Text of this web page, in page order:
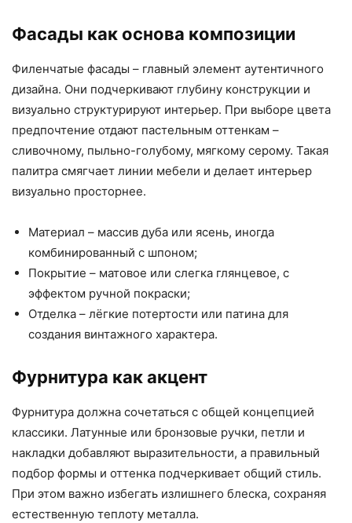
Фасады как основа композиции
Филенчатые фасады – главный элемент аутентичного
дизайна. Они подчеркивают глубину конструкции и
визуально структурируют интерьер. При выборе цвета
предпочтение отдают пастельным оттенкам –
сливочному, пыльно-голубому, мягкому серому. Такая
палитра смягчает линии мебели и делает интерьер
визуально просторнее.
Материал – массив дуба или ясень, иногда
комбинированный с шпоном;
Покрытие – матовое или слегка глянцевое, с
эффектом ручной покраски;
Отделка – лёгкие потертости или патина для
создания винтажного характера.
Фурнитура как акцент
Фурнитура должна сочетаться с общей концепцией
классики. Латунные или бронзовые ручки, петли и
накладки добавляют выразительности, а правильный
подбор формы и оттенка подчеркивает общий стиль.
При этом важно избегать излишнего блеска, сохраняя
естественную теплоту металла.